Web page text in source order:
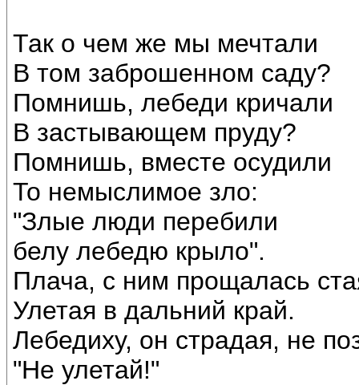
Так о чем же мы мечтали
В том заброшенном саду?
Помнишь, лебеди кричали
В застывающем пруду?
Помнишь, вместе осудили
То немыслимое зло:
"Злые люди перебили
белу лебедю крыло".
Плача, с ним прощалась
Улетая в дальний край.
Лебедиху, он страдая, не
"Не улетай!"